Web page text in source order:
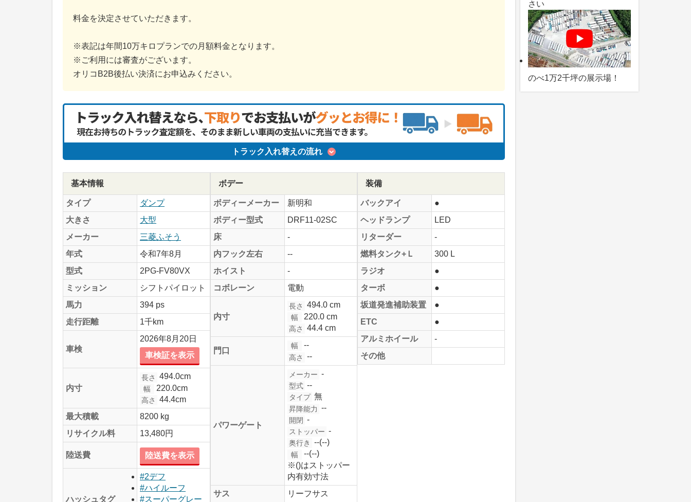
料金を決定させていただきます。
※表記は年間10万キロプランでの月額料金となります。
※ご利用には審査がございます。
オリコB2B後払い決済にお申込みください。
トラック入れ替えの流れ
基本情報
タイプ
ダンプ
大きさ
大型
メーカー
三菱ふそう
年式
令和7年8月
型式
2PG-FV80VX
ミッション
シフトパイロット
馬力
394 ps
走行距離
1千km
車検
2026年8月20日
車検証を表示
内寸
長さ 494.0cm
幅 220.0cm
高さ
44.4cm
最大積載
8200 kg
リサイクル料
13,480円
陸送費 陸送費を表示
ハッシュタグ
#2デフ
#ハイルーフ
#スーパーグレー
ボデー
ボディーメーカー
新明和
ボディー型式
DRF11-02SC
床
-
内フック左右
--
ホイスト
-
コボレーン
電動
内寸
長さ 494.0 cm
幅 220.0 cm
高さ 44.4 cm
門口
幅 --
高さ --
パワーゲート
メーカー -
型式 --
タイプ 無
昇降能力 --
開閉 -
ストッパー -
奥行き --(--)
幅
--(--)
※()はストッパー
内有効寸法
サス
リーフサス
装備
バックアイ
●
ヘッドランプ
LED
リターダー
-
燃料タンク+Ｌ
300 L
ラジオ
●
ターボ
●
坂道発進補助装置
●
ETC
●
アルミホイール
-
その他
さい
のべ1万2千坪の展示場！